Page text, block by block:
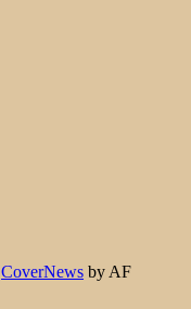
CoverNews by AF